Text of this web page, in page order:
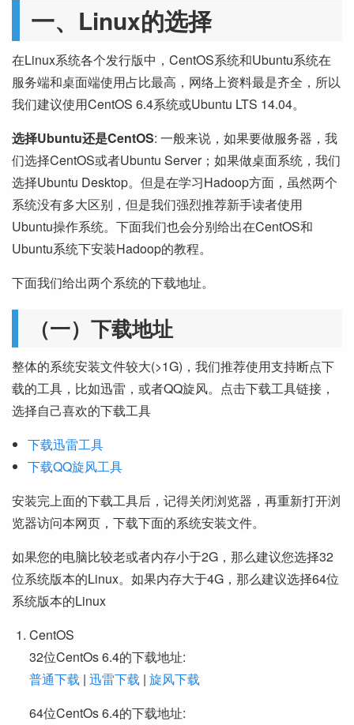
一、Linux的选择
在Linux系统各个发行版中，CentOS系统和Ubuntu系统在
服务端和桌面端使用占比最高，网络上资料最是齐全，所以
我们建议使用CentOS 6.4系统或Ubuntu LTS 14.04。
选择Ubuntu还是CentOS: 一般来说，如果要做服务器，我
们选择CentOS或者Ubuntu Server；如果做桌面系统，我们
选择Ubuntu Desktop。但是在学习Hadoop方面，虽然两个
系统没有多大区别，但是我们强烈推荐新手读者使用
Ubuntu操作系统。下面我们也会分别给出在CentOS和
Ubuntu系统下安装Hadoop的教程。
下面我们给出两个系统的下载地址。
（一）下载地址
整体的系统安装文件较大(>1G)，我们推荐使用支持断点下
载的工具，比如迅雷，或者QQ旋风。点击下载工具链接，
选择自己喜欢的下载工具
下载迅雷工具
下载QQ旋风工具
安装完上面的下载工具后，记得关闭浏览器，再重新打开浏
览器访问本网页，下载下面的系统安装文件。
如果您的电脑比较老或者内存小于2G，那么建议您选择32
位系统版本的Linux。如果内存大于4G，那么建议选择64位
系统版本的Linux
CentOS
32位CentOs 6.4的下载地址:
普通下载 | 迅雷下载 | 旋风下载
64位CentOs 6.4的下载地址: